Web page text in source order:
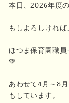
本日、2026年度
もしよろしけれ
ほつま保育園職
💚
あわせて4月～8
もしています。